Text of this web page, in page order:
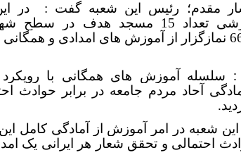
مقدم؛ رئیس این شعبه گفت :
در
فراگیرآموزشی تعداد 15 مسجد هدف در
خواف و 663 نمازگزار از آموزش های امدادی و
: سلسله آموزش های همگانی با رویکرد
آحاد مردم جامعه در برابر حوادث
شعبه در امر آموزش از آمادگی کامل
احتمالی و تحقق شعار هر ایرانی یک